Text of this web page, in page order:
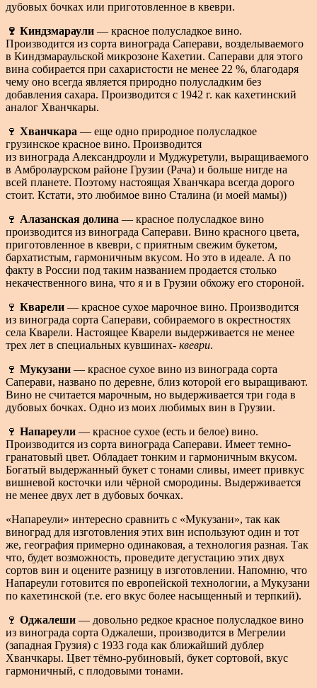
дубовых бочках или приготовленное в квеври.
🍷 Киндзмараули — красное полусладкое вино.
Производится из сорта винограда Саперави, возделываемого
в Киндзмараульской микрозоне Кахетии. Саперави для этого
вина собирается при сахаристости не менее 22 %, благодаря
чему оно всегда является природно полусладким без
добавления сахара. Производится с 1942 г. как кахетинский
аналог Хванчкары.
🍷 Хванчкара — еще одно природное полусладкое
грузинское красное вино. Производится
из винограда Александроули и Муджуретули, выращиваемого
в Амбролаурском районе Грузии (Рача) и больше нигде на
всей планете. Поэтому настоящая Хванчкара всегда дорого
стоит. Кстати, это любимое вино Сталина (и моей мамы))
🍷 Алазанская долина — красное полусладкое вино
производится из винограда Саперави. Вино красного цвета,
приготовленное в квеври, с приятным свежим букетом,
бархатистым, гармоничным вкусом. Но это в идеале. А по
факту в России под таким названием продается столько
некачественного вина, что я и в Грузии обхожу его стороной.
🍷 Кварели — красное сухое марочное вино. Производится
из винограда сорта Саперави, собираемого в окрестностях
села Кварели. Настоящее Кварели выдерживается не менее
трех лет в специальных кувшинах- квеври.
🍷 Мукузани — красное сухое вино из винограда сорта
Саперави, названо по деревне, близ которой его выращивают.
Вино не считается марочным, но выдерживается три года в
дубовых бочках. Одно из моих любимых вин в Грузии.
🍷 Напареули — красное сухое (есть и белое) вино.
Производится из сорта винограда Саперави. Имеет темно-
гранатовый цвет. Обладает тонким и гармоничным вкусом.
Богатый выдержанный букет с тонами сливы, имеет привкус
вишневой косточки или чёрной смородины. Выдерживается
не менее двух лет в дубовых бочках.
«Напареули» интересно сравнить с «Мукузани», так как
виноград для изготовления этих вин используют один и тот
же, география примерно одинаковая, а технология разная. Так
что, будет возможность, проведите дегустацию этих двух
сортов вин и оцените разницу в изготовлении. Напомню, что
Напареули готовится по европейской технологии, а Мукузани
по кахетинской (т.е. его вкус более насыщенный и терпкий).
🍷 Оджалеши — довольно редкое красное полусладкое вино
из винограда сорта Оджалеши, производится в Мегрелии
(западная Грузия) с 1933 года как ближайший дублер
Хванчкары. Цвет тёмно-рубиновый, букет сортовой, вкус
гармоничный, с плодовыми тонами.